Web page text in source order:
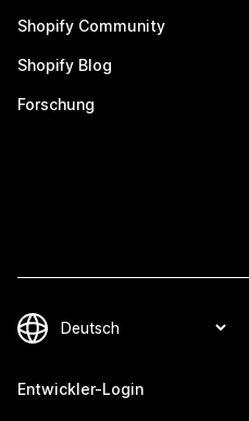
Shopify Community
Shopify Blog
Forschung
Entwickler-Login